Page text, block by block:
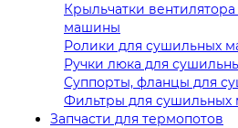
Крыльчатки
машины
Ролики для сушильных
Ручки люка для
Суппорты, фланцы для
Фильтры для сушильных
Запчасти для термопотов